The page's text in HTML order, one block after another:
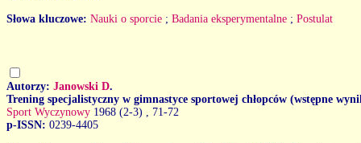
Słowa kluczowe: Nauki o sporcie ; Badania eksperymentalne ; Postulat
Autorzy: Janowski D.
Trening specjalistyczny w gimnastyce sportowej chłopców (wstępne
Sport Wyczynowy 1968 (2-3)
, 71-72
p-ISSN: 0239-4405